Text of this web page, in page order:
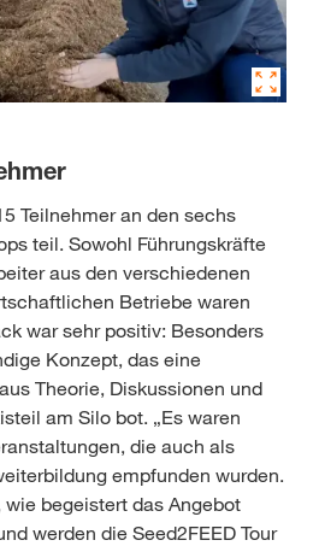
Teilnehmer an den sechs
teil. Sowohl Führungskräfte
aus den verschiedenen
Betriebe waren
war sehr positiv: Besonders
Konzept, das eine
Theorie, Diskussionen und
am Silo bot. „Es waren
die auch als
empfunden wurden.
begeistert das Angebot
werden die Seed2FEED Tour